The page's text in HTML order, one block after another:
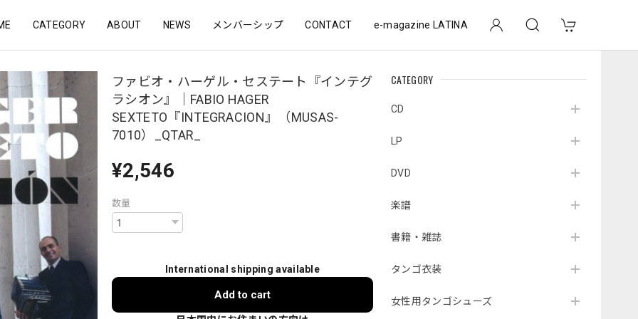
CATEGORY ABOUT NEWS メンバーシップ CONTACT e-magazine LATINA
CATEGORY
CD
LP
DVD
楽譜
書籍・雑誌
タンゴ衣装
女性用タンゴシューズ
ファビオ・ハーゲル・セステート『インテグ
ラシオン』｜FABIO HAGER
SEXTETO『INTEGRACION』（MUSAS-
7010）_QTAR_
¥2,546
数量
International shipping available
Add to cart